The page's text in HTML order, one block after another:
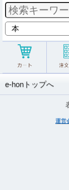
e-honトップへ
運営